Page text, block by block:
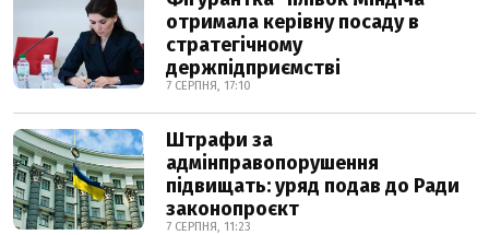
отримала керівну посаду в
стратегічному
держпідприємстві
7 СЕРПНЯ, 17:10
Штрафи за
адмінправопорушення
підвищать: уряд подав до Ради
законопроєкт
7 СЕРПНЯ, 11:23